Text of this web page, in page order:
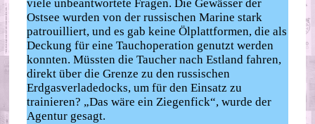
viele unbeantwortete Fragen. Die Gewässer der
Ostsee wurden von der russischen Marine stark
patrouilliert, und es gab keine Ölplattformen, die als
Deckung für eine Tauchoperation genutzt werden
konnten. Müssten die Taucher nach Estland fahren,
direkt über die Grenze zu den russischen
Erdgasverladedocks, um für den Einsatz zu
trainieren? „Das wäre ein Ziegenfick“, wurde der
Agentur gesagt.